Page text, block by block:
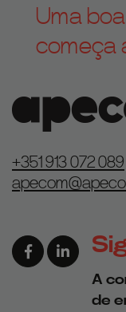
Uma
começa
+351 913 072 089
Link para a
Link
A
de